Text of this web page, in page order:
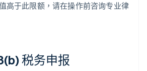
高于此限额，请在操作前咨询专业律
税务申报